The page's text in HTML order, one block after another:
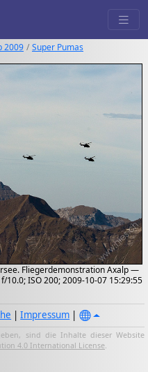
2009 Super Pumas
Fliegerdemonstration Axalp —
10.0; ISO 200; 2009-10-07 15:29:55
|Impressum |
sind die Inhalte dieser Website
4.0 International License.